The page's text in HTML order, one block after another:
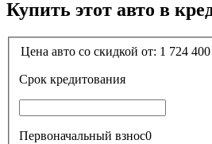
Купить этот авто в
Цена авто со скидкой от: 1 724 400
Срок кредитования
Первоначальный взнос0